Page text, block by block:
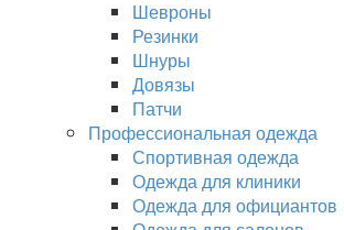
Шевроны
Резинки
Шнуры
Довязы
Патчи
Профессиональная одежда
Спортивная одежда
Одежда для клиники
Одежда для официантов